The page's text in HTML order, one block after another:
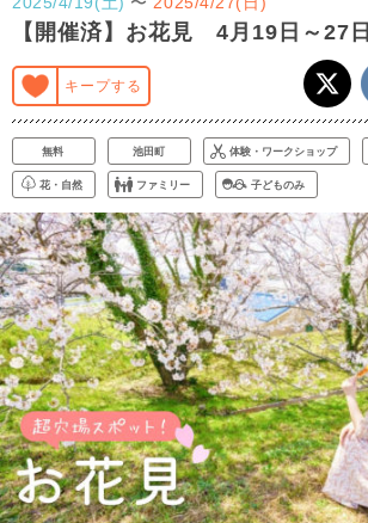
【開催済】お花見 4月19日～27日
キープする
無料 池田町 体験・ワークショップ
花・自然 ファミリー 子どものみ